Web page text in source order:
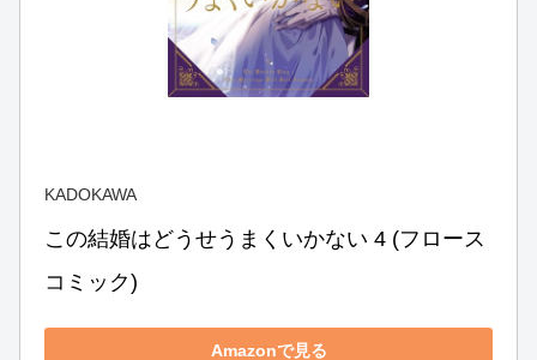
KADOKAWA
この結婚はどうせうまくいかない 4 (フロース
コミック)
Amazonで見る